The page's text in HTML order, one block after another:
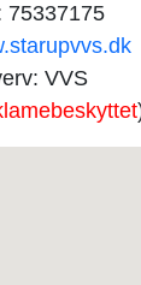
75337175
VVS